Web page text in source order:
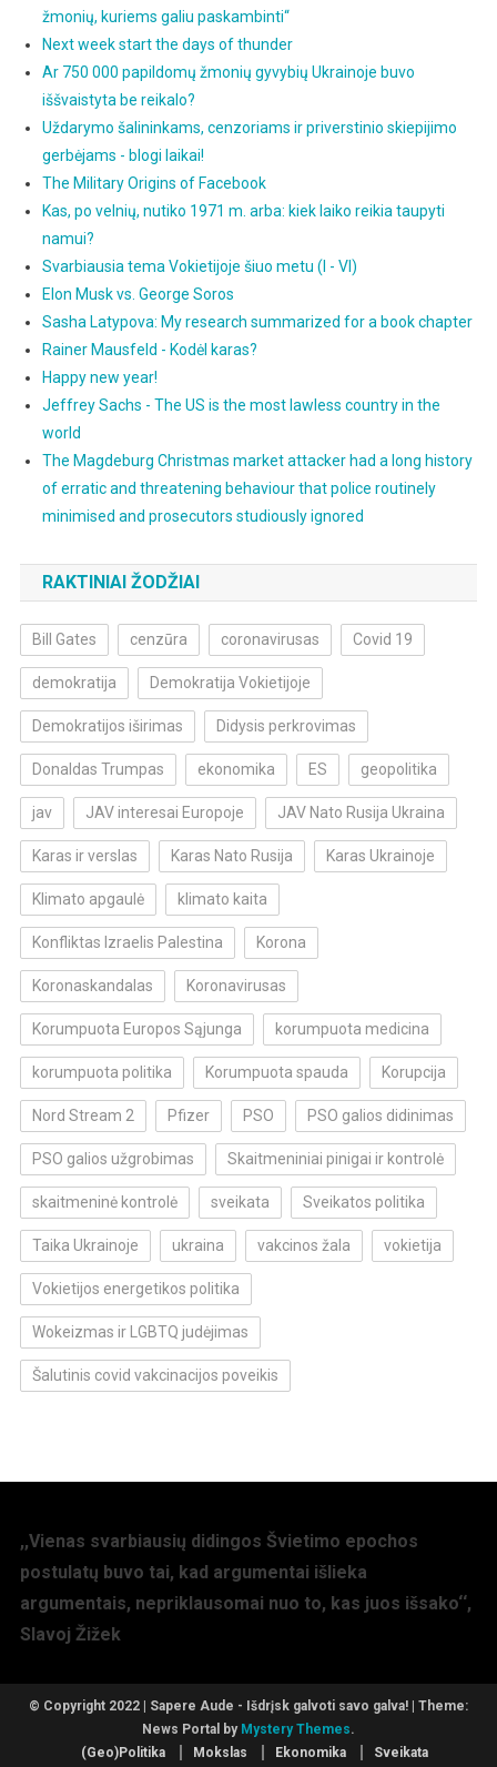
žmonių, kuriems galiu paskambinti“
Next week start the days of thunder
Ar 750 000 papildomų žmonių gyvybių Ukrainoje buvo
iššvaistyta be reikalo?
Uždarymo šalininkams, cenzoriams ir priverstinio skiepijimo
gerbėjams - blogi laikai!
The Military Origins of Facebook
Kas, po velnių, nutiko 1971 m. arba: kiek laiko reikia taupyti
namui?
Svarbiausia tema Vokietijoje šiuo metu (I - VI)
Elon Musk vs. George Soros
Sasha Latypova: My research summarized for a book chapter
Rainer Mausfeld - Kodėl karas?
Happy new year!
Jeffrey Sachs - The US is the most lawless country in the
world
The Magdeburg Christmas market attacker had a long history
of erratic and threatening behaviour that police routinely
minimised and prosecutors studiously ignored
RAKTINIAI ŽODŽIAI
Bill Gates cenzūra coronavirusas Covid 19
demokratija Demokratija Vokietijoje
Demokratijos iširimas Didysis perkrovimas
Donaldas Trumpas ekonomika ES geopolitika
jav JAV interesai Europoje JAV Nato Rusija Ukraina
Karas ir verslas Karas Nato Rusija Karas Ukrainoje
Klimato apgaulė klimato kaita
Konfliktas Izraelis Palestina Korona
Koronaskandalas Koronavirusas
Korumpuota Europos Sąjunga korumpuota medicina
korumpuota politika Korumpuota spauda Korupcija
Nord Stream 2 Pfizer PSO PSO galios didinimas
PSO galios užgrobimas Skaitmeniniai pinigai ir kontrolė
skaitmeninė kontrolė sveikata Sveikatos politika
Taika Ukrainoje ukraina vakcinos žala vokietija
Vokietijos energetikos politika
Wokeizmas ir LGBTQ judėjimas
Šalutinis covid vakcinacijos poveikis
,,Vienas svarbiausių didingos Švietimo epochos
postulatų buvo tai, kad argumentai išlieka
argumentais, nepriklausomai nuo to, kas juos išsako‘‘,
Slavoj Žižek
© Copyright 2022 | Sapere Aude - Išdrįsk galvoti savo galva!
Theme:
News Portal by Mystery Themes.
(Geo)Politika
Mokslas Ekonomika Sveikata